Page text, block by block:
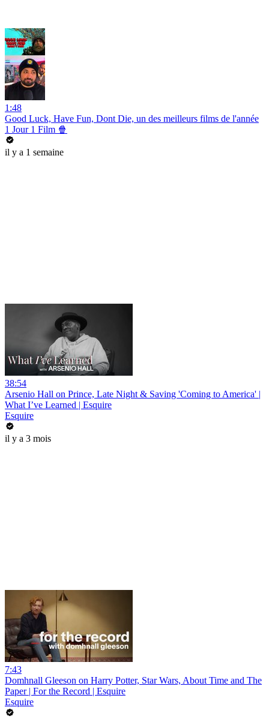
1:48
Good Luck, Have Fun, Dont Die, un des meilleurs films de l'année
1 Jour 1 Film 🍿
il y a 1 semaine
38:54
Arsenio Hall on Prince, Late Night & Saving 'Coming to America' |
What I’ve Learned | Esquire
Esquire
il y a 3 mois
7:43
Domhnall Gleeson on Harry Potter, Star Wars, About Time and The
Paper | For the Record | Esquire
Esquire